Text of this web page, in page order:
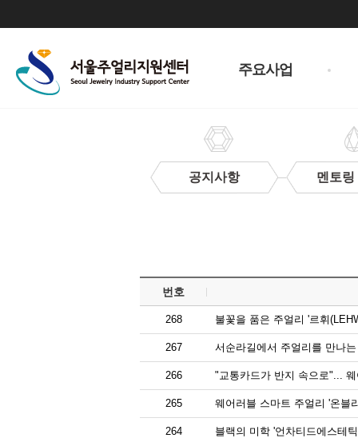
주요사업
공지사항 멘토링
번호
268 불꽃을 품은 주얼리 '르휘
267 서순라길에서 주얼리를 만나
266 "교통카드가 반지 속으로"...
265 웨어러블 스마트 주얼리 '온블
264 블랙의 미학 '언차티드에스테